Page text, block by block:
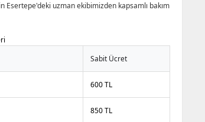
Esertepe'deki uzman ekibimizden kapsamlı bakım
Sabit Ücret
600 TL
850 TL